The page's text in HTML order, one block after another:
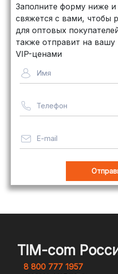
объемных
дней,
Байкал Сервис:
для
рассчитывается
Важно! Мы
целости и
от их размера.
максимально
для наших клиентов.
того, являетесь ли
Заполните форму ниже
свяжется с вами, чтобы
для оптовых
также отправит на вашу
VIP-ценами
Имя
Телефон
E-mail
TIM-com
8 800 777 1957